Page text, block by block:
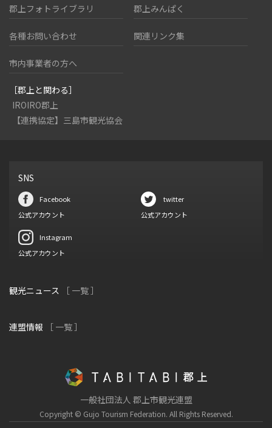
郡上フォトライブラリ
郡上みんぱく
各種お問い合わせ 関連リンク集
市内事業者の方へ
［郡上と関わる］
IROIRO郡上
【連携協定】三島市観光協会
SNS
Facebook
公式アカウント
twitter
公式アカウント
Instagram
公式アカウント
観光ニュース ［ 一覧 ］
連盟情報 ［ 一覧 ］
一般社団法人 郡上市観光連盟
Copyright © Gujo Tourism Federation. All Rights Reserved.